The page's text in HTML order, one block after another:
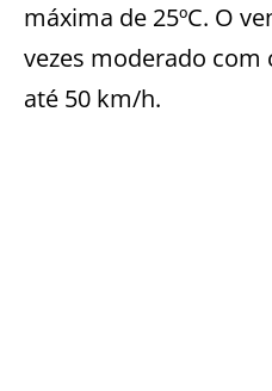
máxima de 25ºC. O
vezes moderado com
até 50 km/h.